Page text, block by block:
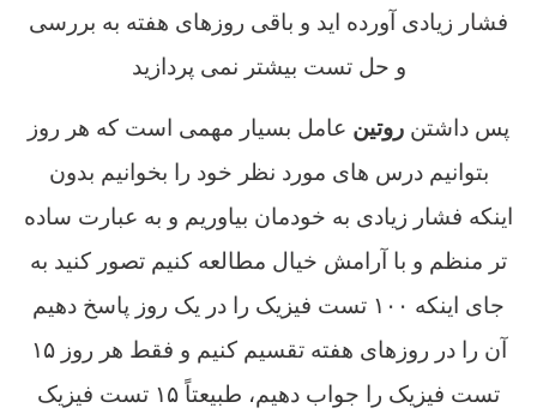
فشار زیادی آورده اید و باقی روزهای هفته به بررسی
و حل تست بیشتر نمی پردازید
پس داشتن روتین عامل بسیار مهمی است که هر روز
بتوانیم درس های مورد نظر خود را بخوانیم بدون
اینکه فشار زیادی به خودمان بیاوریم و به عبارت ساده
تر منظم و با آرامش خیال مطالعه کنیم تصور کنید به
جای اینکه ۱۰۰ تست فیزیک را در یک روز پاسخ دهیم
آن را در روزهای هفته تقسیم کنیم و فقط هر روز ۱۵
تست فیزیک را جواب دهیم، طبیعتاً ۱۵ تست فیزیک